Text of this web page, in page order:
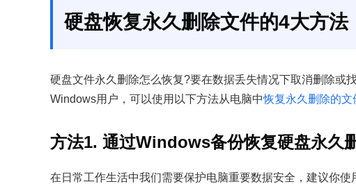
硬盘恢复永久删除文件的4大方法
硬盘文件永久删除怎么恢复?要在数据丢失情况下取消删除或
Windows用户，可以使用以下方法从电脑中恢复永久删除的文
方法1. 通过Windows备份恢复硬盘永久
在日常工作生活中我们需要保护电脑重要数据安全，建议你使